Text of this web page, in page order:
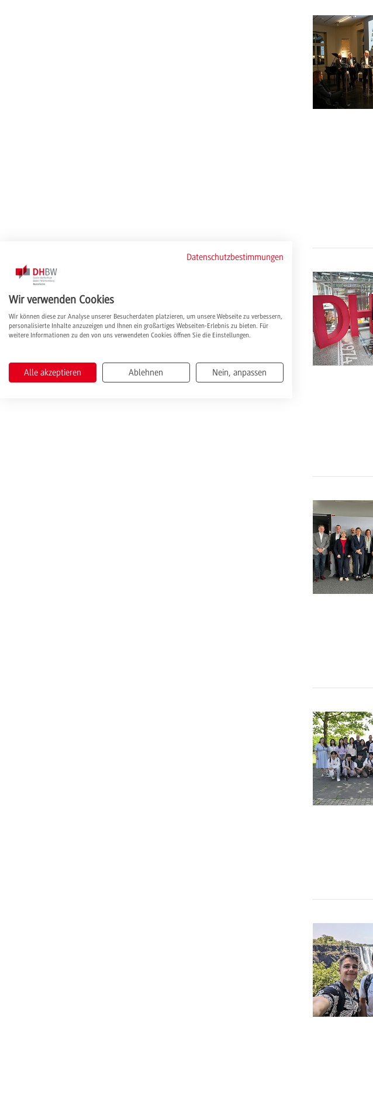
Datenschutzbestimmungen
Wir verwenden Cookies
Wir können diese zur Analyse unserer Besucherdaten platzieren, um unsere Webseite zu verbessern,
personalisierte Inhalte anzuzeigen und Ihnen ein großartiges Webseiten-Erlebnis zu bieten. Für
weitere Informationen zu den von uns verwendeten Cookies öffnen Sie die Einstellungen.
Alle akzeptieren Ablehnen Nein, anpassen